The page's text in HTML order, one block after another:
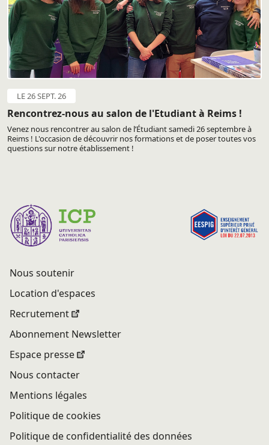
LE 26 SEPT. 26
Rencontrez-nous au salon de l'Etudiant à Reims !
Venez nous rencontrer au salon de l’Étudiant samedi 26 septembre à
Reims ! L'occasion de découvrir nos formations et de poser toutes vos
questions sur notre établissement !
Nous soutenir
Location d'espaces
Recrutement
Abonnement Newsletter
Espace presse
Nous contacter
Mentions légales
Politique de cookies
Politique de confidentialité des données